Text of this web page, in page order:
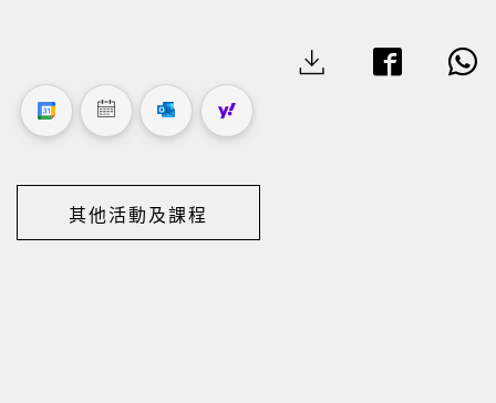
其他活動及課程